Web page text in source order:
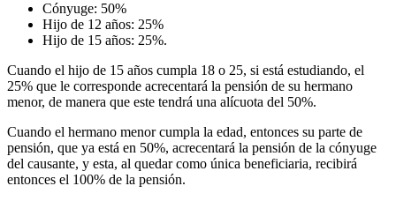
Cónyuge: 50%
Hijo de 12 años: 25%
Hijo de 15 años: 25%.
Cuando el hijo de 15 años cumpla 18 o 25, si está estudiando, el
25% que le corresponde acrecentará la pensión de su hermano
menor, de manera que este tendrá una alícuota del 50%.
Cuando el hermano menor cumpla la edad, entonces su parte de
pensión, que ya está en 50%, acrecentará la pensión de la cónyuge
del causante, y esta, al quedar como única beneficiaria, recibirá
entonces el 100% de la pensión.